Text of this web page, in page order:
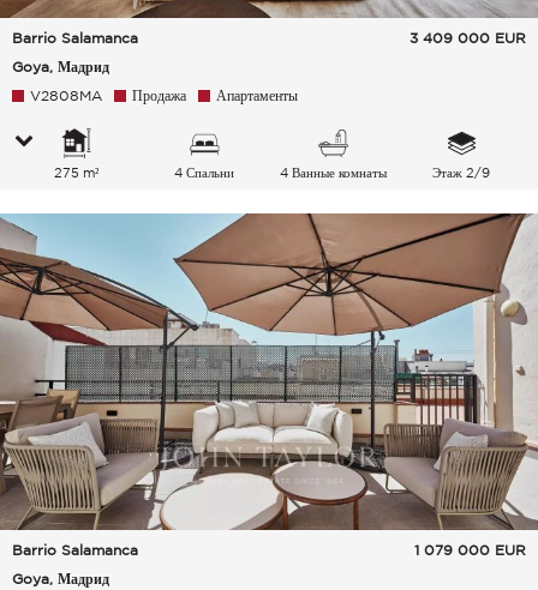
Barrio Salamanca
Goya, Мадрид
3 409 000 EUR
V2808MA Продажа Апартаменты
275 m² 4 Спальни 4 Ванные комнаты Этаж 2/9
Barrio Salamanca
Goya, Мадрид
1 079 000 EUR